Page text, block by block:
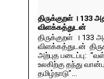
திருக்குறள் । 133
விளக்கத்துடன்
திருக்குறள் । 133
விளக்கத்துடன்
அற்புத படைப்பு:
உலகிற்கு தந்து
தமிழ்நாடு”...